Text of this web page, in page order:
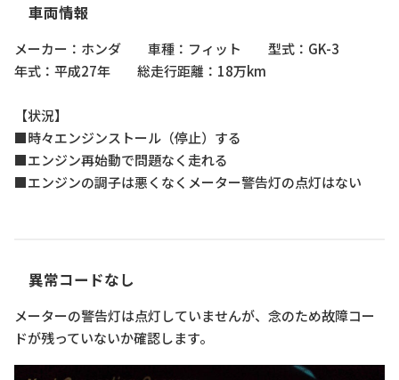
車両情報
メーカー：ホンダ 車種：フィット 型式：GK-3
年式：平成27年 総走行距離：18万km
【状況】
■時々エンジンストール（停止）する
■エンジン再始動で問題なく走れる
■エンジンの調子は悪くなくメーター警告灯の点灯はない
異常コードなし
メーターの警告灯は点灯していませんが、念のため故障コー
ドが残っていないか確認します。